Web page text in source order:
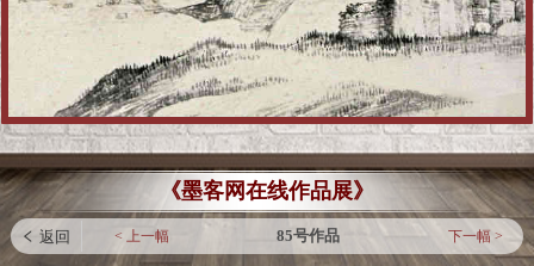
《墨客网在线作品展》
 返回 < 上一幅 85号作品 下一幅 >